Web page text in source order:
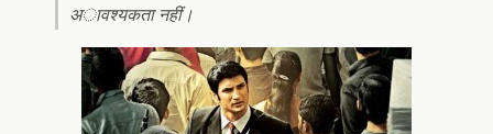
अावश्यकता नहीं।